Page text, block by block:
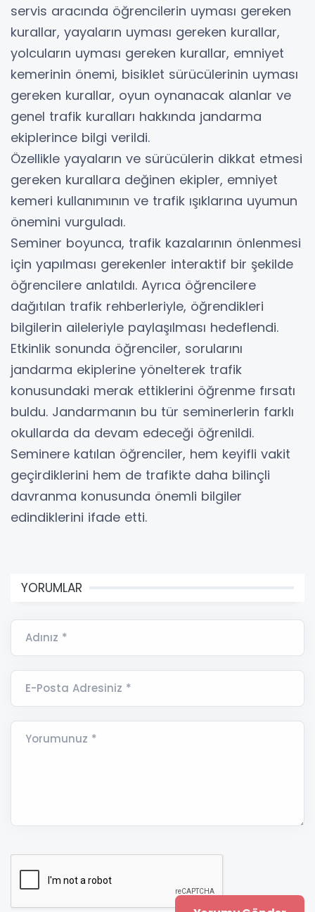
servis aracında öğrencilerin uyması gereken
kurallar, yayaların uyması gereken kurallar,
yolcuların uyması gereken kurallar, emniyet
kemerinin önemi, bisiklet sürücülerinin uyması
gereken kurallar, oyun oynanacak alanlar ve
genel trafik kuralları hakkında jandarma
ekiplerince bilgi verildi.
Özellikle yayaların ve sürücülerin dikkat etmesi
gereken kurallara değinen ekipler, emniyet
kemeri kullanımının ve trafik ışıklarına uyumun
önemini vurguladı.
Seminer boyunca, trafik kazalarının önlenmesi
için yapılması gerekenler interaktif bir şekilde
öğrencilere anlatıldı. Ayrıca öğrencilere
dağıtılan trafik rehberleriyle, öğrendikleri
bilgilerin aileleriyle paylaşılması hedeflendi.
Etkinlik sonunda öğrenciler, sorularını
jandarma ekiplerine yönelterek trafik
konusundaki merak ettiklerini öğrenme fırsatı
buldu. Jandarmanın bu tür seminerlerin farklı
okullarda da devam edeceği öğrenildi.
Seminere katılan öğrenciler, hem keyifli vakit
geçirdiklerini hem de trafikte daha bilinçli
davranma konusunda önemli bilgiler
edindiklerini ifade etti.
YORUMLAR
Adınız *
E-Posta Adresiniz *
Yorumunuz *